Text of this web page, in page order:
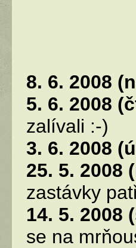
8. 6. 2008
5. 6. 2008
zalívali :-)
3. 6. 2008
25. 5. 2008
zastávky
14. 5. 2008
se na